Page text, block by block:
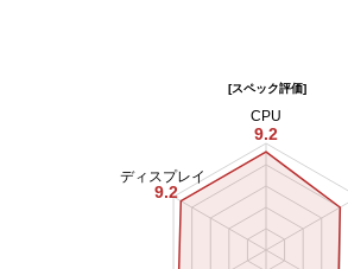
[スペック評価]
9.2
9.2
ディスプレイ
CPU